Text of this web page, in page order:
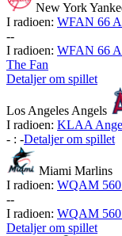
New York
I radioen: WFAN 66
--
I radioen: WFAN 66
The Fan
Detaljer om spillet
Los Angeles Angels
I radioen: KLAA
- : -Detaljer om spillet
Miami Marlins
I radioen: WQAM
--
I radioen: WQAM
Detaljer om spillet